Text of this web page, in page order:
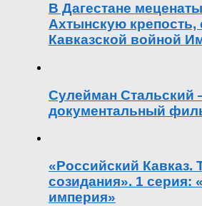
В Дагестане
Ахтынскую крепость,
Кавказской войной
Сулейман Стальский
документальный
«Российский Кавказ.
созидания». 1 серия:
империя»